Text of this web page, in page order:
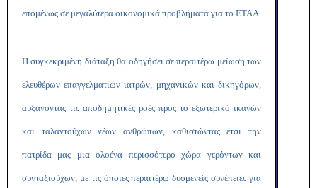
επομένως σε μεγαλύτερα οικονομικά προβλήματα για το ΕΤΑΑ.
Η συγκεκριμένη διάταξη θα οδηγήσει σε περαιτέρω μείωση των
ελευθέρων επαγγελματιών ιατρών, μηχανικών και δικηγόρων,
αυξάνοντας τις αποδημητικές ροές προς το εξωτερικό ικανών
και ταλαντούχων νέων ανθρώπων, καθιστώντας έτσι την
πατρίδα μας μια ολοένα περισσότερο χώρα γερόντων και
συνταξιούχων, με τις όποιες περαιτέρω δυσμενείς συνέπειες για